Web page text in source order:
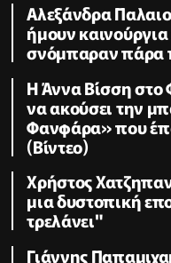
Αλεξάνδρα
ήμουν
σνόμπαραν πάρα
Η Άννα Βίσση
να ακούσει την
Φανφάρα» που
(Βίντεο)
Χρήστος
μια δυστοπική
τρελάνει"
Γιάννης